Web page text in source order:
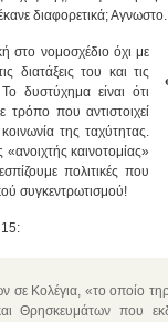
διαφορετικά; Αγνωστο.
στο νομοσχέδιο όχι με
διατάξεις του και τις
δυστύχημα είναι ότι
τρόπο που αντιστοιχεί
της ταχύτητας.
καινοτομίας»
πολιτικές που
συγκεντρωτισμού!
15:
σε Κολέγια, «το οποίο
Θρησκευμάτων που